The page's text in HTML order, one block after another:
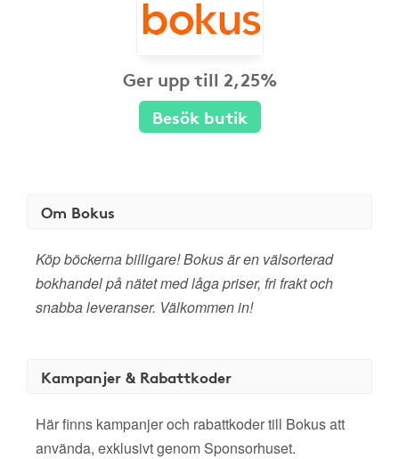
Ger upp till 2,25%
Besök butik
Om Bokus
Köp böckerna billigare! Bokus är en välsorterad
bokhandel på nätet med låga priser, fri frakt och
snabba leveranser. Välkommen in!
Kampanjer & Rabattkoder
Här finns kampanjer och rabattkoder till Bokus att
använda, exklusivt genom Sponsorhuset.